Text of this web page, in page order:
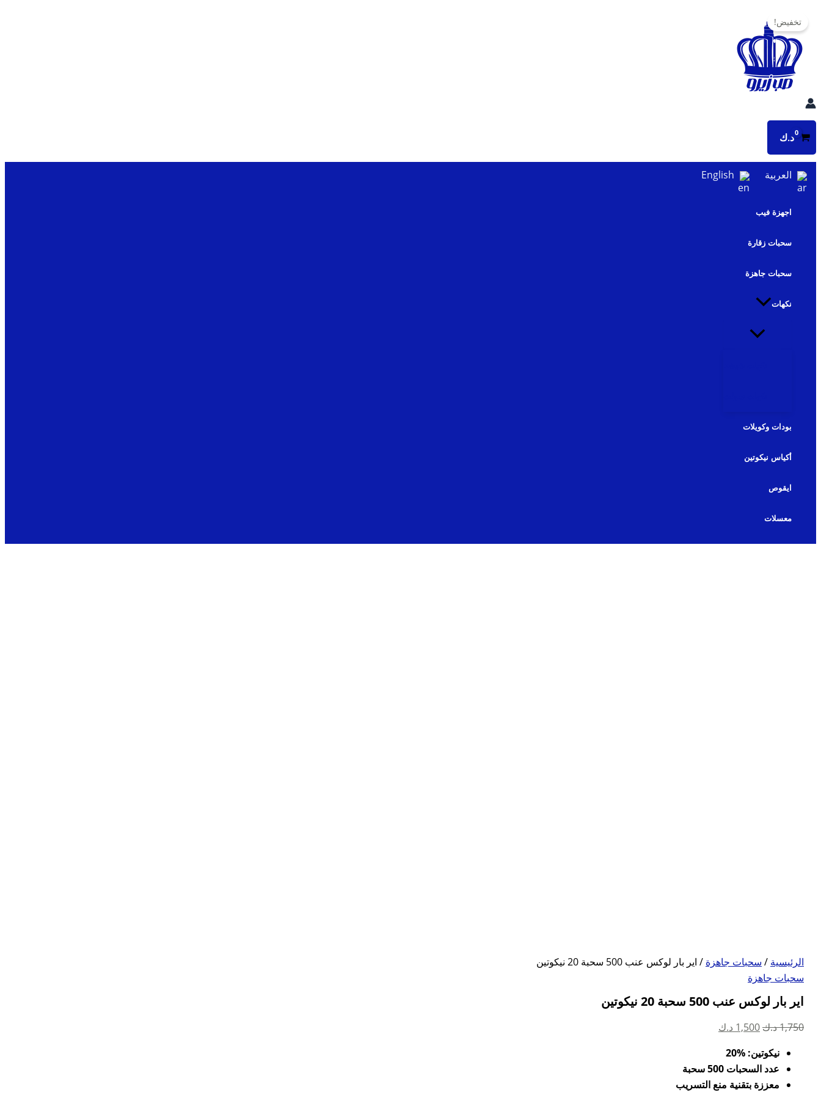
إلى
المحتوى
د.ك
العربية English
اجهزة فيب
سحبات زقارة
سحبات جاهزة
نكهات
بودات وكويلات
أكياس نيكوتين
ايقوص
معسلات
تخفيض!
الرئيسية / سحبات جاهزة / اير بار لوكس عنب 500 سحبة 20 نيكوتين
سحبات جاهزة
اير بار لوكس عنب 500 سحبة 20 نيكوتين
1,750د.كالسعر
هو:
1,750 د.ك.
1,500 د.ك
1,500 د.ك.
نيكوتين: %20
عدد السحبات 500 سحبة
معززة بتقنية منع التسريب